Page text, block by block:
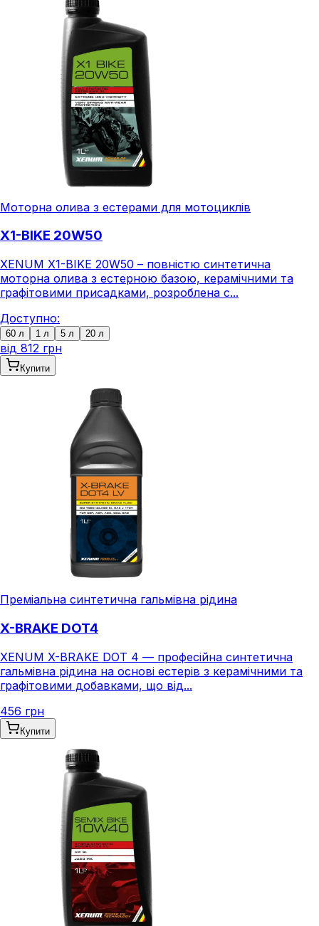
Моторна олива з естерами для мотоциклів
X1-BIKE 20W50
XENUM X1-BIKE 20W50 – повністю синтетична
моторна олива з естерною базою, керамічними та
графітовими присадками, розроблена с...
Доступно:
60 л 1 л 5 л 20 л
від 812 грн
Купити
Преміальна синтетична гальмівна рідина
X-BRAKE DOT4
XENUM X-BRAKE DOT 4 — професійна синтетична
гальмівна рідина на основі естерів з керамічними та
графітовими добавками, що від...
456 грн
Купити